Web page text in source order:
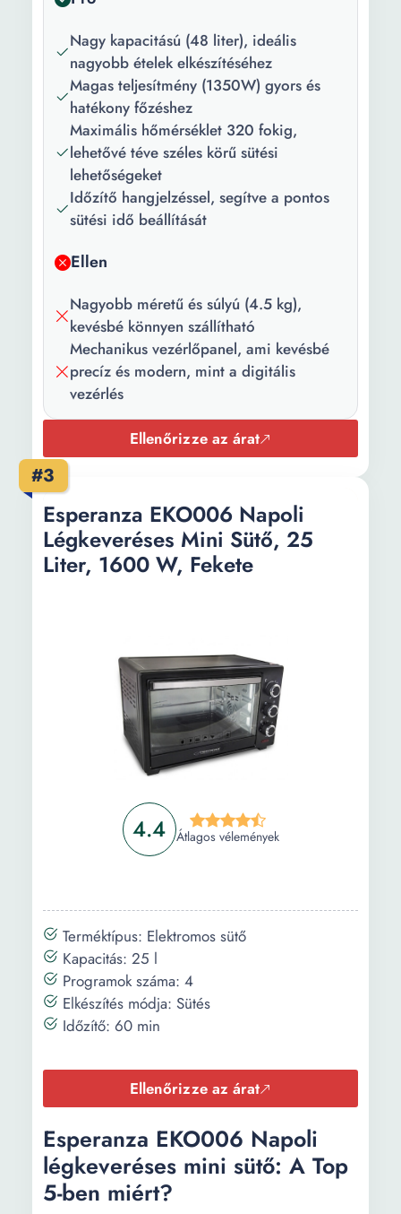
Készülékház
anyaga:
Fém
Szín:
Fekete Ezüstszín
Hozzátartozó
kiegészítők:
Grill tálca Pizza tálca
Teljesítmény:
1350 W
Vezérlőpanel
Mechanikus
hőmérséklet:
Magasság:
33.5 cm
Szélesség:
59 cm
Mélység:
4.5 kg
Kábel hossza:
Nagy kapacitású (48 liter), ideális
nagyobb ételek elkészítéséhez
Magas teljesítmény (1350W) gyors és
hatékony főzéshez
Maximális hőmérséklet 320 fokig,
lehetővé téve széles körű sütési
lehetőségeket
Időzítő hangjelzéssel, segítve a pontos
sütési idő beállítását
Ellen
Nagyobb méretű és súlyú (4.5 kg),
kevésbé könnyen szállítható
Mechanikus vezérlőpanel, ami kevésbé
precíz és modern, mint a digitális
vezérlés
Ellenőrizze az árat
#3
4.4 Átlagos vélemények
Esperanza EKO006 Napoli
Légkeveréses Mini Sütő, 25
Liter, 1600 W, Fekete
Terméktípus: Elektromos sütő
Kapacitás: 25 l
Programok száma: 4
Elkészítés módja: Sütés
Időzítő: 60 min
Ellenőrizze az árat
Esperanza EKO006 Napoli
légkeveréses mini sütő: A Top
5-ben miért?